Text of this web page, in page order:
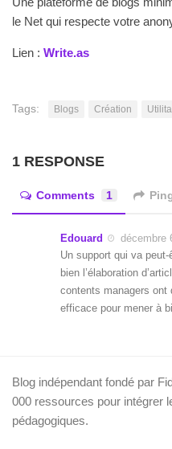
le Net qui respecte votre
Lien : Write.as
Tags: Blogs Création
1 RESPONSE
Comments 1
Edouard
décembre
Un support qui va
bien l’élaboration
contents managers ont
efficace pour mener à
Blog indépendant fondé par
000 ressources pour intégrer
pédagogiques.